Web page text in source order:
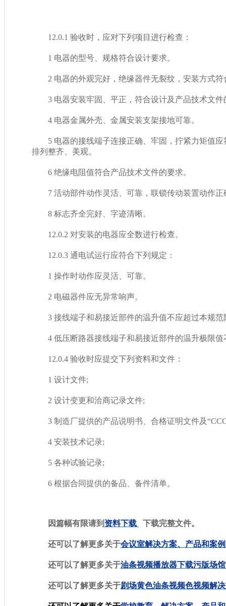
12.0.1 验收时，应对下列项目进行检查：
1 电器的型号、规格符合设计要求。
2 电器的外观完好，绝缘器件无裂纹，安装方式符
3 电器安装牢固、平正，符合设计及产品技术文件的
4 电器金属外壳、金属安装支架接地可靠。
5 电器的接线端子连接正确、牢固，拧紧力矩值
排列整齐、美观。
6 绝缘电阻值符合产品技术文件的要求。
7 活动部件动作灵活、可靠，联锁传动装置动作正确
8 标志齐全完好、字迹清晰。
12.0.2 对安装的电器应全数进行检查。
12.0.3 通电试运行应符合下列规定：
1 操作时动作应灵活、可靠。
2 电磁器件应无异常响声。
3 接线端子和易接近部件的温升值不应超过本规范附
4 低压断路器接线端子和易接近部件的温升极限值不
12.0.4 验收时应提交下列资料和文件：
1 设计文件;
2 设计变更和洽商记录文件;
3 制造厂提供的产品说明书、合格证明文件及
4 安装技术记录;
5 各种试验记录;
6 根据合同提供的备品、备件清单。
因篇幅有限请到 资料下载 下载完整文件。
还可以了解更多关于会议室解决方案、产品和案例
还可以了解更多关于油条视频播放器下载污版场馆
还可以了解更多关于剧场黄色油条视频色视频解决